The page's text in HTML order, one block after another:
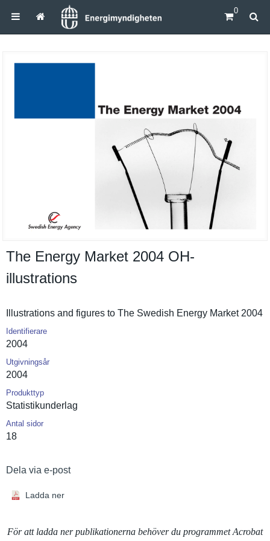
0
The Energy Market 2004 OH-​
illustrations
Illustrati­ons and figures to The Swedish Energy Market 2004
Identifierare
2004
Utgivningsår
2004
Produkttyp
Statistiku­nderlag
Antal sidor
18
Dela via e-post
Ladda ner
För att ladda ner publikationerna behöver du programmet Acrobat